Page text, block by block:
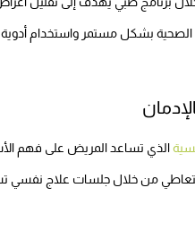
الصحية بشكل مستمر واستخدام
الذي تساعد المريض على فهم
من خلال جلسات علاج نفسي